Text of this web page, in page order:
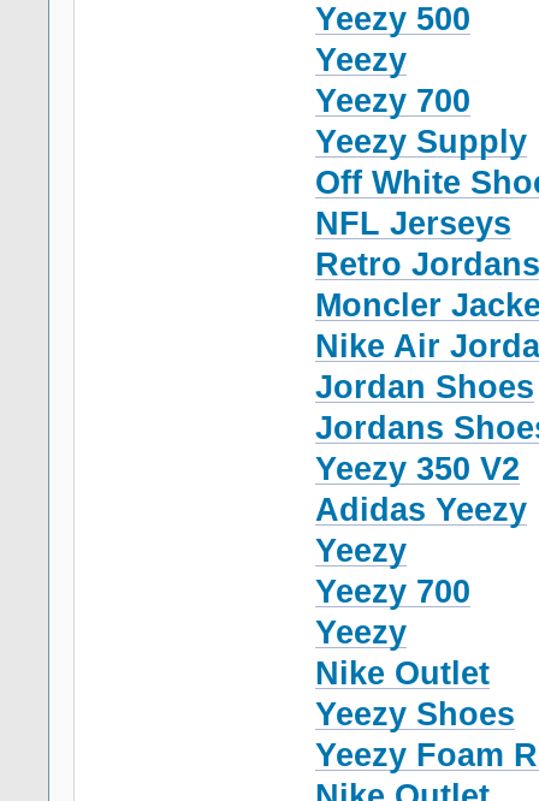
Yeezy 500
Yeezy
Yeezy 700
Yeezy Supply
Off White
NFL Jerseys
Retro Jordans
Moncler
Nike Air
Jordan Shoes
Jordans
Yeezy 350 V2
Adidas Yeezy
Yeezy
Yeezy 700
Yeezy
Nike Outlet
Yeezy Shoes
Yeezy Foam